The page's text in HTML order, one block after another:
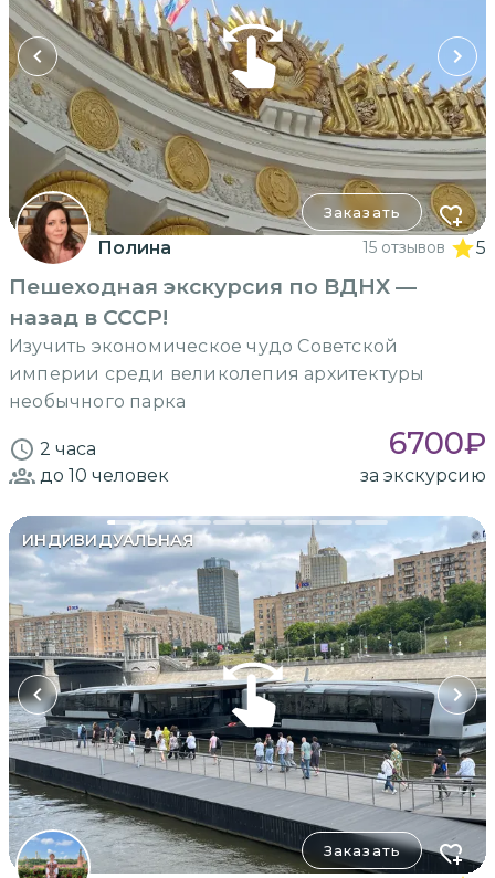
Заказать
Полина 15 отзывов 5
Пешеходная экскурсия по ВДНХ —
назад в СССР!
Изучить экономическое чудо Советской
империи среди великолепия архитектуры
необычного парка
2 часа 6700₽
до 10 человек за экскурсию
ИНДИВИДУАЛЬНАЯ
Заказать